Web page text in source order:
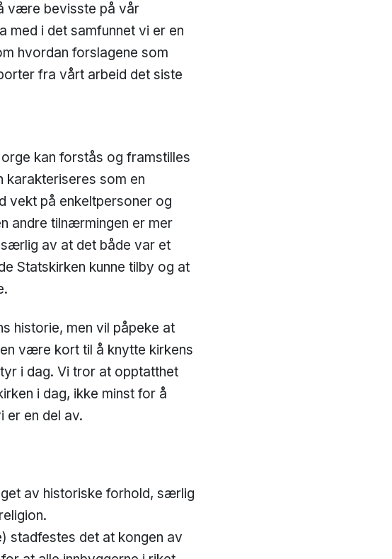
være bevisste på vår
med i det samfunnet vi er en
hvordan forslagene som
fra vårt arbeid det siste
kan forstås og framstilles
karakteriseres som en
vekt på enkeltpersoner og
andre tilnærmingen er mer
av at det både var et
Statskirken kunne tilby og at
historie, men vil påpeke at
være kort til å knytte kirkens
i dag. Vi tror at opptatthet
i dag, ikke minst for å
er en del av.
av historiske forhold, særlig
stadfestes det at kongen av